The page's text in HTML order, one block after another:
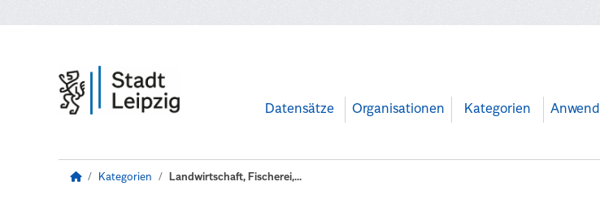
Datensätze Organisationen Kategorien
Kategorien Landwirtschaft, Fischerei,...